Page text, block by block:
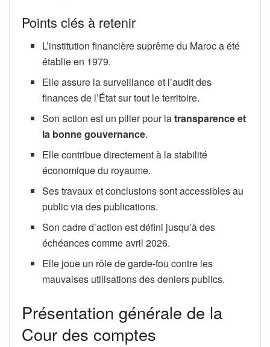
Points clés à retenir
L’institution financière suprême du Maroc a été
établie en 1979.
Elle assure la surveillance et l’audit des
finances de l’État sur tout le territoire.
Son action est un pilier pour latransparence et
la bonne gouvernance.
Elle contribue directement à la stabilité
économique du royaume.
Ses travaux et conclusions sont accessibles au
public via des publications.
Son cadre d’action est défini jusqu’à des
échéances comme avril 2026.
Elle joue un rôle de garde-fou contre les
mauvaises utilisations des deniers publics.
Présentation générale de la
Cour des comptes